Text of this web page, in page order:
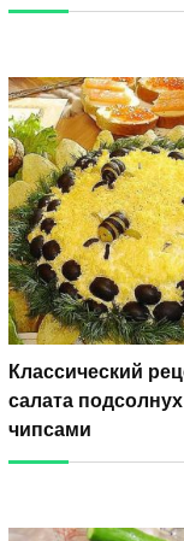
Классический
салата
чипсами